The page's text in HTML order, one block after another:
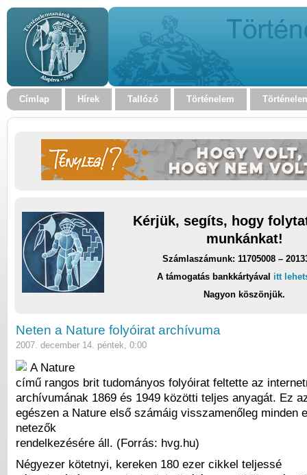
Címlap Hírek Tallózó Történelem
Kérjük, segíts, hogy
munkánkat!
Számlaszámunk: 11705008 –
A támogatás bankkártyával itt
Nagyon köszönjük.
Neten a Nature folyóirat archívuma
2007. december 14. péntek, 0:00
A Nature
című rangos brit tudományos folyóirat feltette az
archívumának 1869 és 1949 közötti teljes anyagát. Ez
egészen a Nature első számáig visszamenőleg minden
netezők
rendelkezésére áll. (Forrás: hvg.hu)
Négyezer kötetnyi, kereken 180 ezer cikkel teljessé